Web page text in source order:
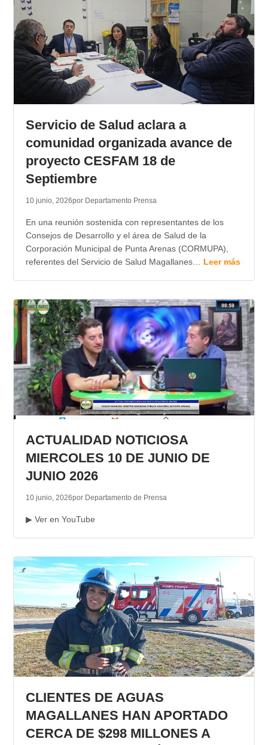
Servicio de Salud aclara a
comunidad organizada avance de
proyecto CESFAM 18 de
Septiembre
10 junio, 2026por Departamento Prensa
En una reunión sostenida con representantes de los
Consejos de Desarrollo y el área de Salud de la
Corporación Municipal de Punta Arenas (CORMUPA),
referentes del Servicio de Salud Magallanes… Leer más
ACTUALIDAD NOTICIOSA
MIERCOLES 10 DE JUNIO DE
JUNIO 2026
10 junio, 2026por Departamento de Prensa
▶ Ver en YouTube
CLIENTES DE AGUAS
MAGALLANES HAN APORTADO
CERCA DE $298 MILLONES A